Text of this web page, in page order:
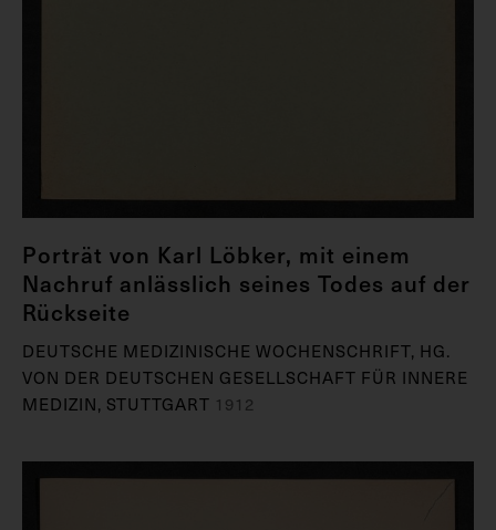
Porträt von Karl Löbker, mit einem
Nachruf anlässlich seines Todes auf der
Rückseite
DEUTSCHE MEDIZINISCHE WOCHENSCHRIFT, HG.
VON DER DEUTSCHEN GESELLSCHAFT FÜR INNERE
MEDIZIN, STUTTGART 1912